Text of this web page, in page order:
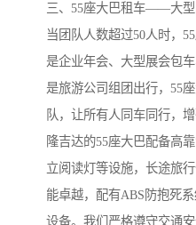
三、55座大巴租车——大
当团队人数超过50人时，
是企业年会、大型展会包
是旅游公司组团出行，55
队，让所有人同车同行，增
隆吉达的55座大巴配备高
立阅读灯等设施，长途旅
能卓越，配有ABS防抱死
设备。我们严格遵守交通